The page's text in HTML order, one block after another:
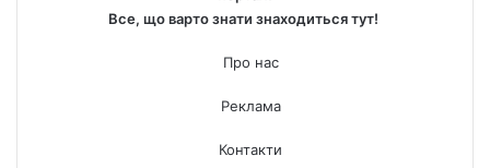
Все, що варто знати знаходиться тут!
Про нас
Реклама
Контакти